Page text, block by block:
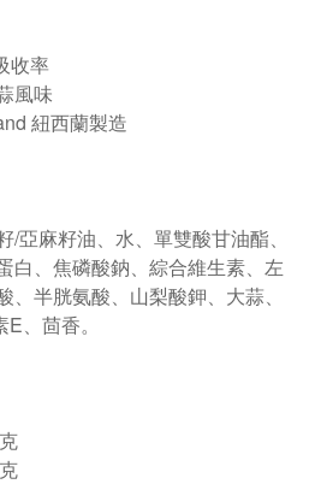
收率
風味
紐西蘭製造
亞麻籽油、水、單雙酸甘油酯、
白、焦磷酸鈉、綜合維生素、左
半胱氨酸、山梨酸鉀、大蒜、
、茴香。